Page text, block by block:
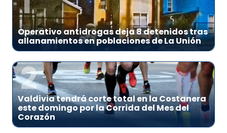
Operativo antidrogas deja 8 detenidos tras
allanamientos en poblaciones de La Unión
2
Valdivia tendrá corte total en la Costanera
este domingo por la Corrida del Mes del
Corazón